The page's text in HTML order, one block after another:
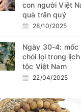
con người Việt
quà trân quý
28/10/2025
Ngày 30-4: mốc
chói lọi trong
tộc Việt Nam
22/04/2025